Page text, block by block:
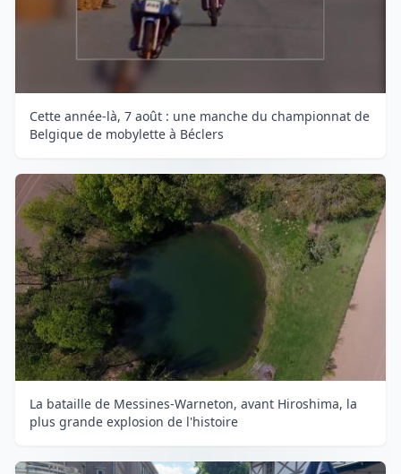
Cette année-là, 7 août : une manche du championnat de
Belgique de mobylette à Béclers
La bataille de Messines-Warneton, avant Hiroshima, la
plus grande explosion de l'histoire